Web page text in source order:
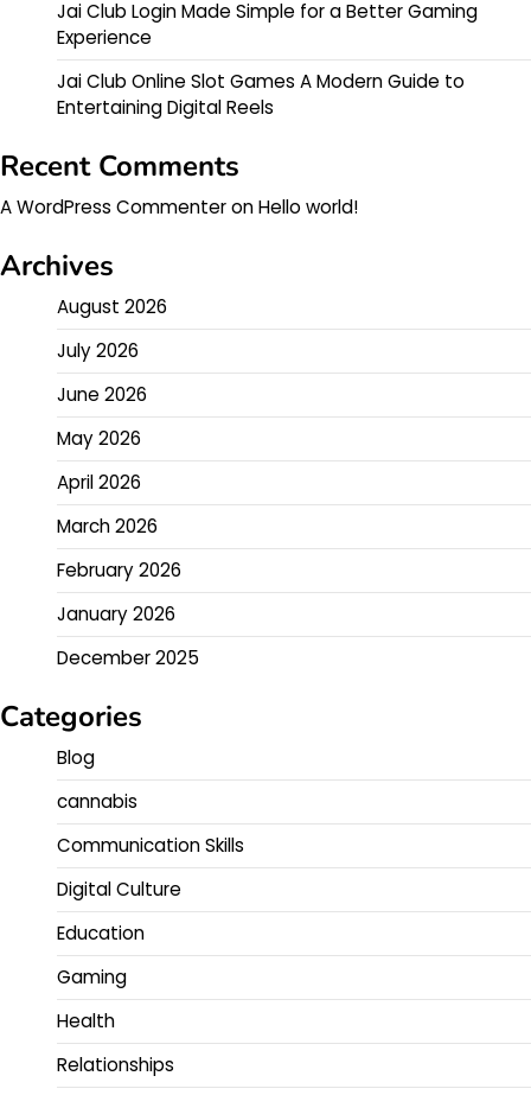
Jai Club Login Made Simple for a Better Gaming
Experience
Jai Club Online Slot Games A Modern Guide to
Entertaining Digital Reels
Recent Comments
A WordPress CommenteronHello world!
Archives
August 2026
July 2026
June 2026
May 2026
April 2026
March 2026
February 2026
January 2026
December 2025
Categories
Blog
cannabis
Communication Skills
Digital Culture
Education
Gaming
Health
Relationships